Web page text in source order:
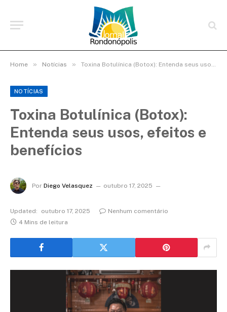
Home » Notícias » Toxina Botulínica (Botox): Entenda seus usos, efeitos e benefícios
NOTÍCIAS
Toxina Botulínica (Botox):
Entenda seus usos, efeitos e
benefícios
Por Diego Velasquez outubro 17, 2025
Updated: outubro 17, 2025
Nenhum comentário
4 Mins de leitura